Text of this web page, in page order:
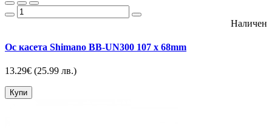
Наличен
Ос касета Shimano BB-UN300 107 x 68mm
13.29€ (25.99 лв.)
Купи